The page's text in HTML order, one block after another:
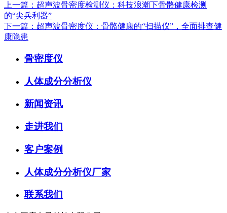
上一篇：超声波骨密度检测仪：科技浪潮下骨骼健康检测
的“尖兵利器”
下一篇：超声波骨密度仪：骨骼健康的“扫描仪”，全面排查健
康隐患
骨密度仪
人体成分分析仪
新闻资讯
走进我们
客户案例
人体成分分析仪厂家
联系我们